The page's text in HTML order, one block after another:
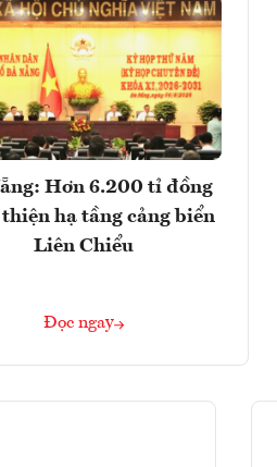
Hơn 6.200 tỉ đồng
hạ tầng cảng biển
Liên Chiểu
Đọc ngay